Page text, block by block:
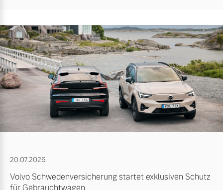
20.07.2026
Volvo Schwedenversicherung startet exklusiven Schutz
für Gebrauchtwagen